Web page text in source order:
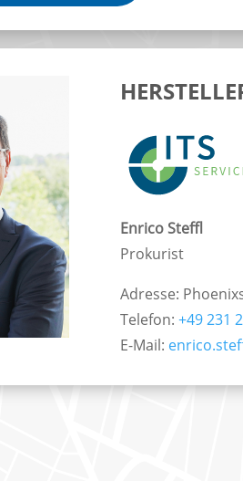
Enrico Steffl
Prokurist
Adresse:
Telefon:+49 231
E-Mail: